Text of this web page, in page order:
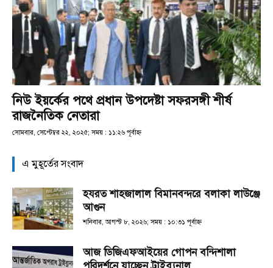
নিউ ইয়র্কের পথে প্রধান উপদেষ্টা সফরসঙ্গী শীর্ষ
রাজনৈতিক নেতারা
সোমবার, সেপ্টেম্বর ২২, ২০২৫; সময় : ১১:২৬ পূর্বাহ্ণ
এ মুহূর্তের সংবাদ
হযরত শাহজালাল বিমানবন্দরে বলাকা লাউঞ্জে
আগুন
শনিবার, আগস্ট ৮, ২০২৬; সময় : ১০:৩১ পূর্বাহ্ণ
আজ ডিজিএফআইয়ের গোপন বন্দিশালা